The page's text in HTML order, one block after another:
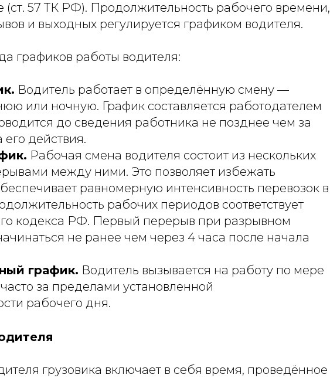
(ст. 57 ТК РФ). Продолжительность рабочего времени,
и выходных регулируется графиком водителя.
графиков работы водителя:
Водитель работает в определённую смену —
или ночную. График составляется работодателем
до сведения работника не позднее чем за
действия.
Рабочая смена водителя состоит из нескольких
между ними. Это позволяет избежать
равномерную интенсивность перевозок в
рабочих периодов соответствует
кодекса РФ. Первый перерыв при разрывном
не ранее чем через 4 часа после начала
график. Водитель вызывается на работу по мере
за пределами установленной
рабочего дня.
грузовика включает в себя время, проведённое